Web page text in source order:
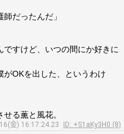
だったんだ」
すけど、いつの間にか好きに
OKを出した、というわけ
る薫と風花。
金) 16:17:24.23
ID: +S1aKy3H0 (8)